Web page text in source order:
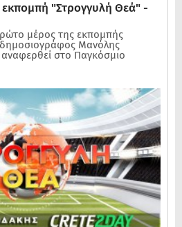
εκπομπή "Στρογγυλή Θεά" -
μέρος της εκπομπής
δημοσιογράφος Μανόλης
στο Παγκόσμιο